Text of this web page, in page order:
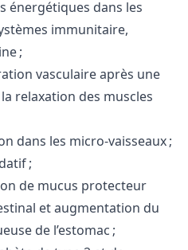
énergétiques dans les
immunitaire,
;
vasculaire après une
relaxation des muscles
dans les micro-vaisseaux ;
;
de mucus protecteur
et augmentation du
de l’estomac ;